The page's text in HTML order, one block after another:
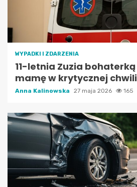
WYPADKI I ZDARZENIA
11-letnia Zuzia
mamę w krytycznej chwili
Anna Kalinowska 27 maja 2026 165